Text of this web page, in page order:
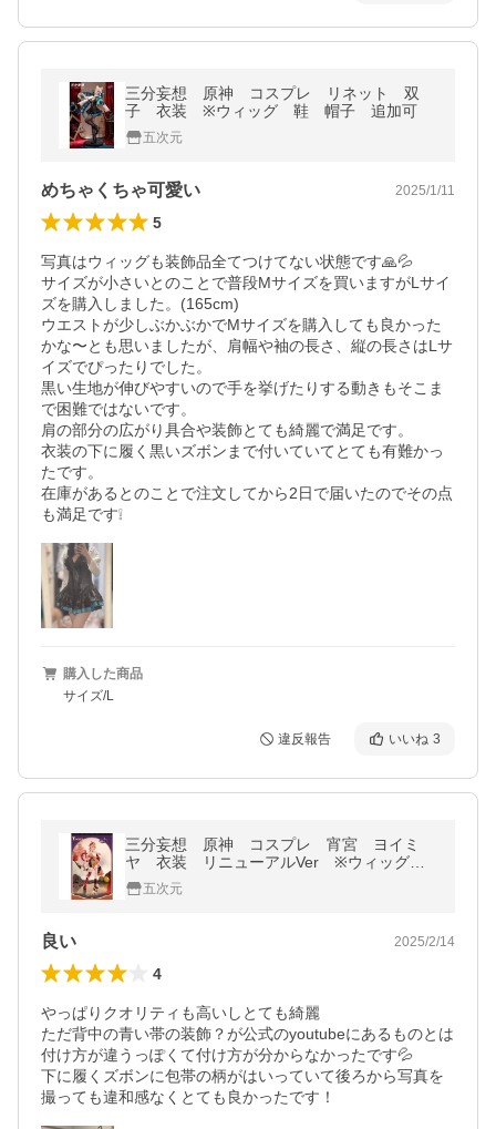
三分妄想 原神 コスプレ リネット 双
子 衣装 ※ウィッグ 鞋 帽子 追加可
五次元
めちゃくちゃ可愛い 2025/1/11
5
写真はウィッグも装飾品全てつけてない状態です🙏💦
サイズが小さいとのことで普段Mサイズを買いますがLサイ
ズを購入しました。(165cm)
ウエストが少しぶかぶかでMサイズを購入しても良かった
かな〜とも思いましたが、肩幅や袖の長さ、縦の長さはLサ
イズでぴったりでした。
黒い生地が伸びやすいので手を挙げたりする動きもそこま
で困難ではないです。
肩の部分の広がり具合や装飾とても綺麗で満足です。
衣装の下に履く黒いズボンまで付いていてとても有難かっ
たです。
在庫があるとのことで注文してから2日で届いたのでその点
も満足です❕
購入した商品
サイズ/L
違反報告 いいね 3
三分妄想 原神 コスプレ 宵宮 ヨイミ
ヤ 衣装 リニューアルVer ※ウィッグ
靴 追加可
五次元
良い 2025/2/14
4
やっぱりクオリティも高いしとても綺麗
ただ背中の青い帯の装飾？が公式のyoutubeにあるものとは
付け方が違うっぽくて付け方が分からなかったです💦
下に履くズボンに包帯の柄がはいっていて後ろから写真を
撮っても違和感なくとても良かったです！